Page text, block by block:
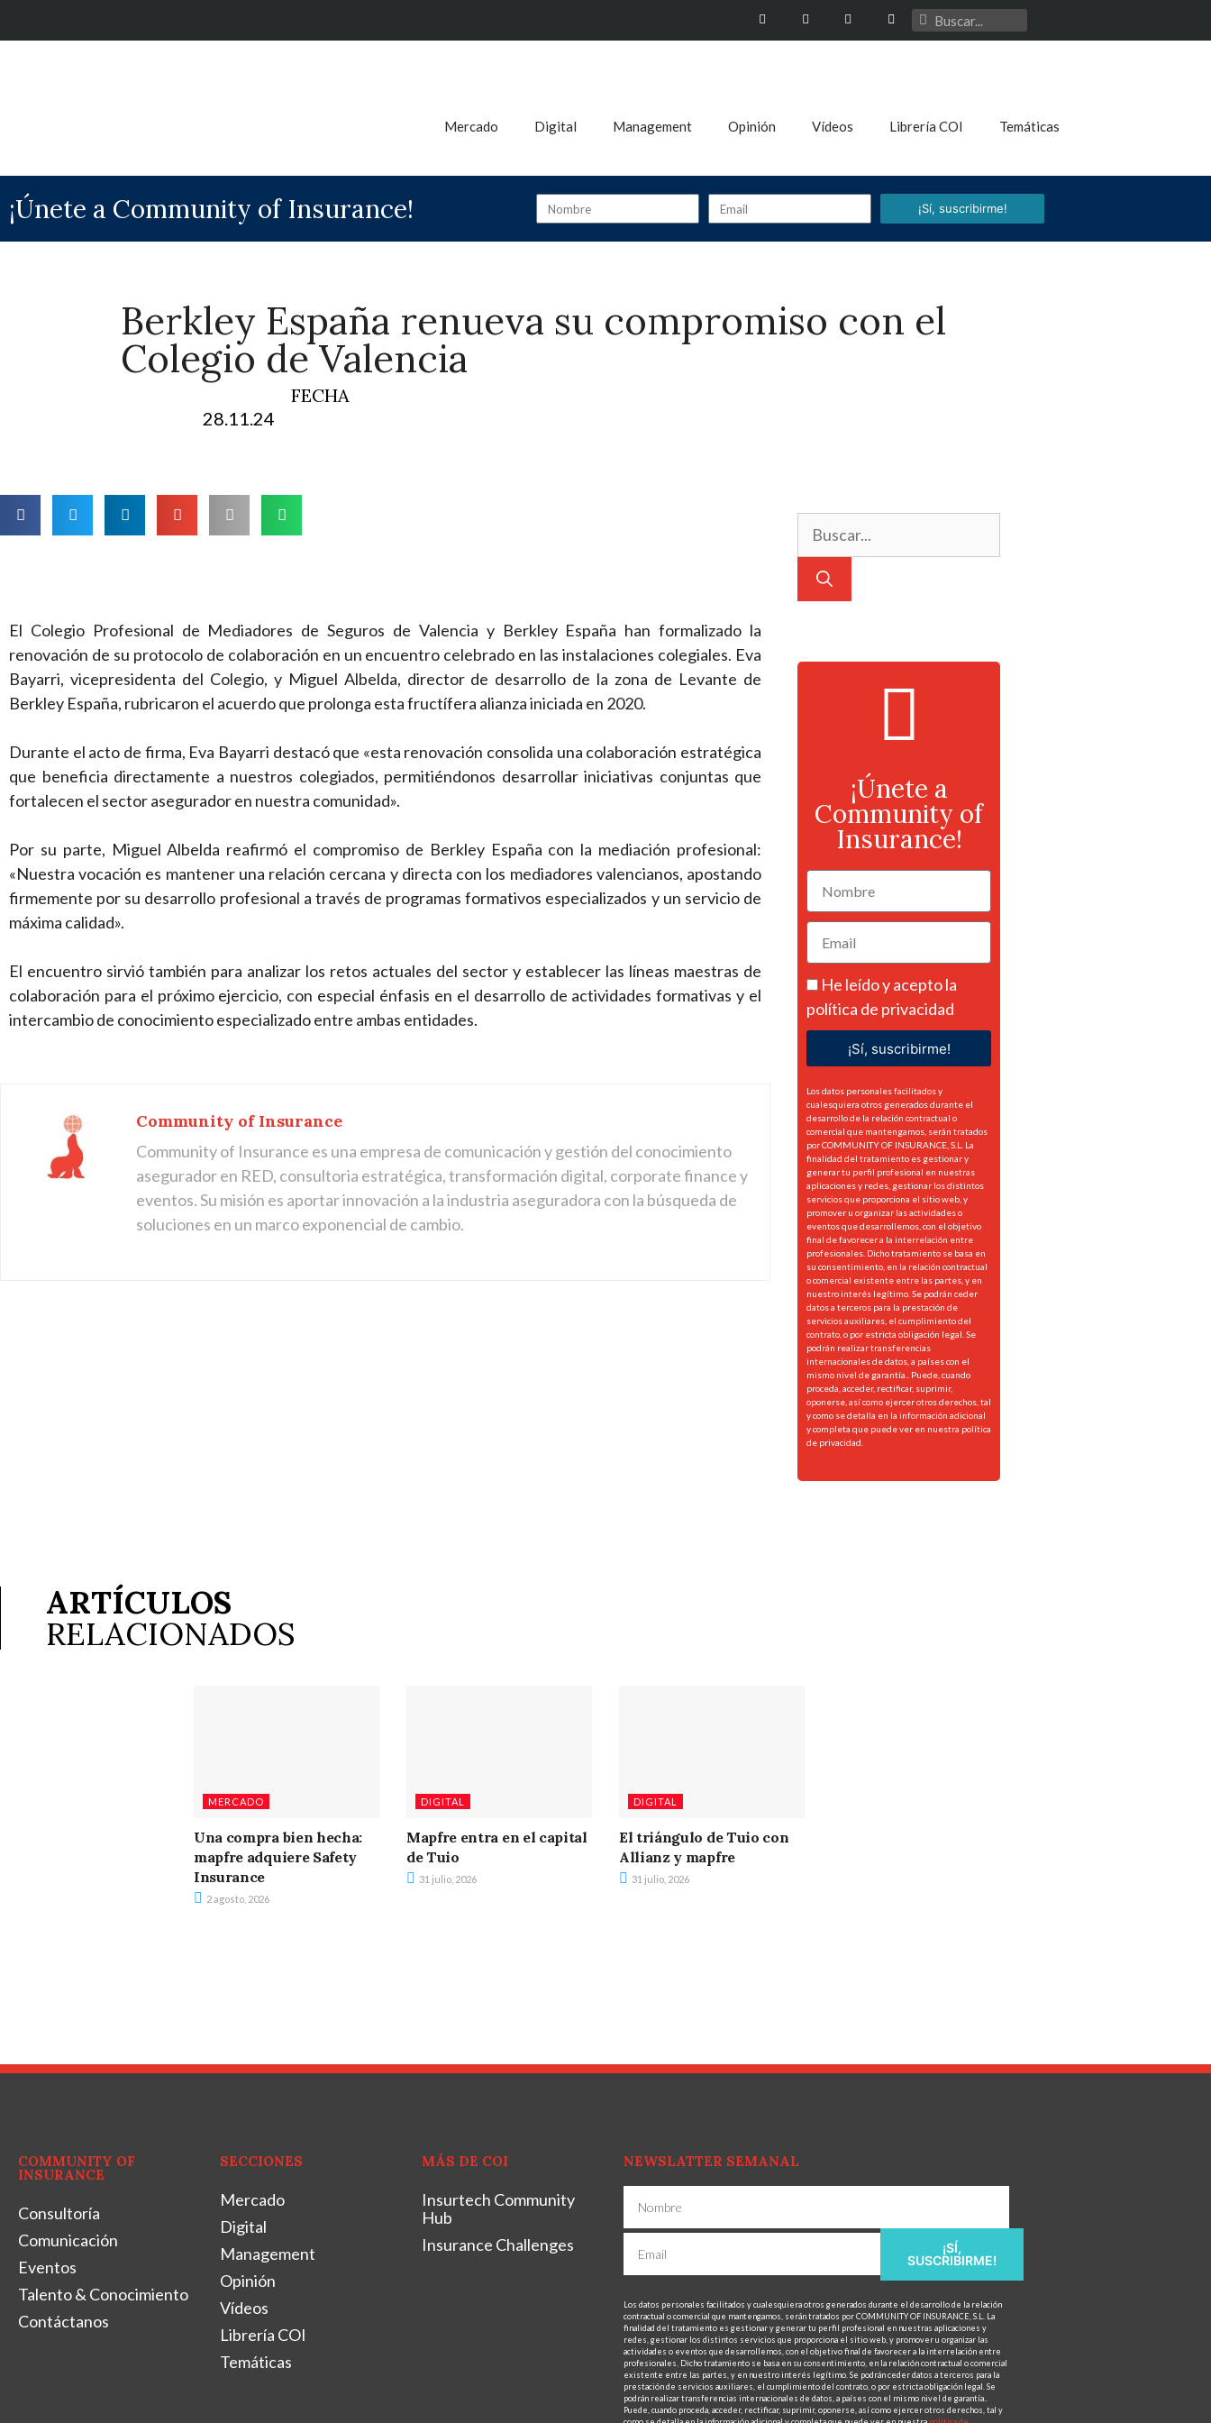
Mercado Digital Management Opinión Vídeos Librería COI Temáticas
¡Únete a Community of Insurance! ¡Sí, suscribirme!
Berkley España renueva su compromiso con el
Colegio de Valencia
FECHA
28.11.24
El Colegio Profesional de Mediadores de Seguros de Valencia y Berkley España han formalizado la
renovación de su protocolo de colaboración en un encuentro celebrado en las instalaciones colegiales. Eva
Bayarri, vicepresidenta del Colegio, y Miguel Albelda, director de desarrollo de la zona de Levante de
Berkley España, rubricaron el acuerdo que prolonga esta fructífera alianza iniciada en 2020.
Durante el acto de firma, Eva Bayarri destacó que «esta renovación consolida una colaboración estratégica
que beneficia directamente a nuestros colegiados, permitiéndonos desarrollar iniciativas conjuntas que
fortalecen el sector asegurador en nuestra comunidad».
Por su parte, Miguel Albelda reafirmó el compromiso de Berkley España con la mediación profesional:
«Nuestra vocación es mantener una relación cercana y directa con los mediadores valencianos, apostando
firmemente por su desarrollo profesional a través de programas formativos especializados y un servicio de
máxima calidad».
El encuentro sirvió también para analizar los retos actuales del sector y establecer las líneas maestras de
colaboración para el próximo ejercicio, con especial énfasis en el desarrollo de actividades formativas y el
intercambio de conocimiento especializado entre ambas entidades.
Community of Insurance
Community of Insurance es una empresa de comunicación y gestión del conocimiento
asegurador en RED, consultoria estratégica, transformación digital, corporate finance y
eventos. Su misión es aportar innovación a la industria aseguradora con la búsqueda de
soluciones en un marco exponencial de cambio.
¡Únete a
Community of
Insurance!
He leído y acepto la
política de privacidad
¡Sí, suscribirme!
Los datos personales facilitados y
cualesquiera otros generados durante el
desarrollo de la relación contractual o
comercial que mantengamos, serán tratados
por COMMUNITY OF INSURANCE, S.L. La
finalidad del tratamiento es gestionar y
generar tu perfil profesional en nuestras
aplicaciones y redes, gestionar los distintos
servicios que proporciona el sitio web, y
promover u organizar las actividades o
eventos que desarrollemos, con el objetivo
final de favorecer a la interrelación entre
profesionales. Dicho tratamiento se basa en
su consentimiento, en la relación contractual
o comercial existente entre las partes, y en
nuestro interés legítimo. Se podrán ceder
datos a terceros para la prestación de
servicios auxiliares, el cumplimiento del
contrato, o por estricta obligación legal. Se
podrán realizar transferencias
internacionales de datos, a países con el
mismo nivel de garantía.. Puede, cuando
proceda, acceder, rectificar, suprimir,
oponerse, así como ejercer otros derechos, tal
y como se detalla en la información adicional
y completa que puede ver en nuestra política
de privacidad.
ARTÍCULOS
RELACIONADOS
MERCADO
Una compra bien hecha:
mapfre adquiere Safety
Insurance
2 agosto, 2026
DIGITAL
Mapfre entra en el capital
de Tuio
31 julio, 2026
DIGITAL
El triángulo de Tuio con
Allianz y mapfre
31 julio, 2026
COMMUNITY OF
INSURANCE
Consultoría
Comunicación
Eventos
Talento & Conocimiento
Contáctanos
SECCIONES
Mercado
Digital
Management
Opinión
Vídeos
Librería COI
Temáticas
MÁS DE COI
Insurtech Community
Hub
Insurance Challenges
NEWSLATTER SEMANAL
¡SÍ,
SUSCRIBIRME!
Los datos personales facilitados y cualesquiera otros generados durante el desarrollo de la relación
contractual o comercial que mantengamos, serán tratados por COMMUNITY OF INSURANCE, S.L. La
finalidad del tratamiento es gestionar y generar tu perfil profesional en nuestras aplicaciones y
redes, gestionar los distintos servicios que proporciona el sitio web, y promover u organizar las
actividades o eventos que desarrollemos, con el objetivo final de favorecer a la interrelación entre
profesionales. Dicho tratamiento se basa en su consentimiento, en la relación contractual o comercial
existente entre las partes, y en nuestro interés legítimo. Se podrán ceder datos a terceros para la
prestación de servicios auxiliares, el cumplimiento del contrato, o por estricta obligación legal. Se
podrán realizar transferencias internacionales de datos, a países con el mismo nivel de garantía..
Puede, cuando proceda, acceder, rectificar, suprimir, oponerse, así como ejercer otros derechos, tal y